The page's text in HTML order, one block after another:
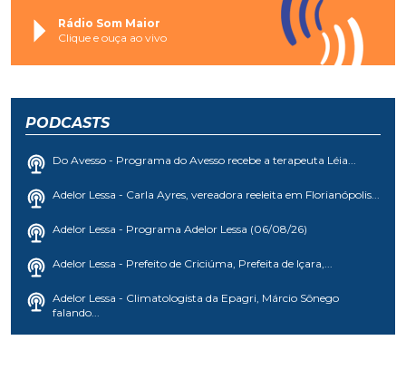
Rádio Som Maior
Clique e ouça ao vivo
PODCASTS
Do Avesso - Programa do Avesso recebe a terapeuta Léia...
Adelor Lessa - Carla Ayres, vereadora reeleita em Florianópolis...
Adelor Lessa - Programa Adelor Lessa (06/08/26)
Adelor Lessa - Prefeito de Criciúma, Prefeita de Içara,...
Adelor Lessa - Climatologista da Epagri, Márcio Sônego
falando...